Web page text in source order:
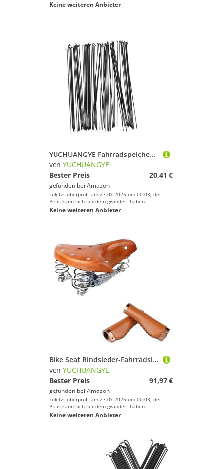
Keine weiteren Anbieter
YUCHUANGYE Fahrradspeichen Edelstahl-Fahrradspeiche, 14G, 2,0 mm, 257.259.266.268.270.271.272.273.274.290.291.292.293(259 STAINLES BK 16PC)
von YUCHUANGYE
Bester Preis
20,41 €
gefunden bei Amazon
zuletzt überprüft am 27.09.2025 um 00:03; der
Preis kann sich seitdem geändert haben.
Keine weiteren Anbieter
Bike Seat Rindsleder-Fahrradsitz, Retro-Vintage-wasserdichter Fahrradsattel, Sitz aus Rindsleder, Kissen mit DREI Federn, Fahrradzubehör(Set A)
von YUCHUANGYE
Bester Preis
91,97 €
gefunden bei Amazon
zuletzt überprüft am 27.09.2025 um 00:03; der
Preis kann sich seitdem geändert haben.
Keine weiteren Anbieter